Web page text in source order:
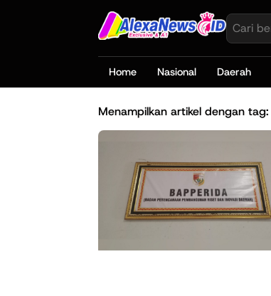
Home Nasional Daerah
Menampilkan artikel dengan tag: